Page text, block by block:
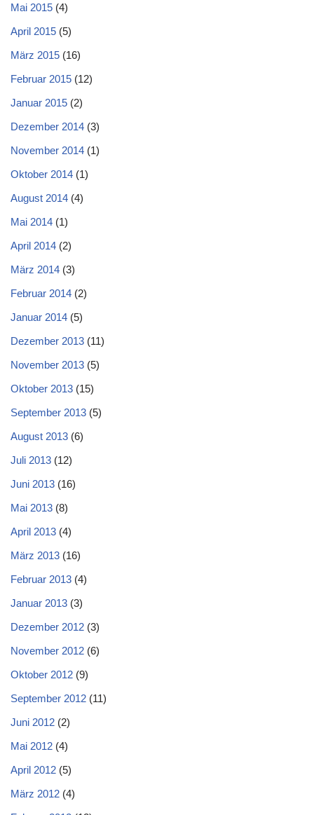
Mai 2015 (4)
April 2015 (5)
März 2015 (16)
Februar 2015 (12)
Januar 2015 (2)
Dezember 2014 (3)
November 2014 (1)
Oktober 2014 (1)
August 2014 (4)
Mai 2014 (1)
April 2014 (2)
März 2014 (3)
Februar 2014 (2)
Januar 2014 (5)
Dezember 2013 (11)
November 2013 (5)
Oktober 2013 (15)
September 2013 (5)
August 2013 (6)
Juli 2013 (12)
Juni 2013 (16)
Mai 2013 (8)
April 2013 (4)
März 2013 (16)
Februar 2013 (4)
Januar 2013 (3)
Dezember 2012 (3)
November 2012 (6)
Oktober 2012 (9)
September 2012 (11)
Juni 2012 (2)
Mai 2012 (4)
April 2012 (5)
März 2012 (4)